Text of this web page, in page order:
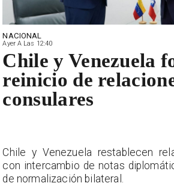
NACIONAL
Ayer A Las 12:40
Chile y Venezuela
reinicio de
consulares
Chile y Venezuela restablecen
con intercambio de notas
de normalización bilateral.